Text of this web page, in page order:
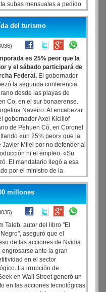
subas mensuales a pedido
los servicios básicos, una
fueron dispuestos a través
la Secretaría de Energía, que
Luis Caputo.
del turismo
(8036)
es 25% peor que la
y el sábado participará de
Federal. El gobernador
la segunda conferencia
desde las playas de
Co, en el sur bonaerense.
Naveiro. Al encabezar
gobernador Axel Kicillof
de Pehuen Có, en Coronel
«un 25% peor» que la
Milei por no defender al
ni el empleo. «Su
El mandatario llegó a esa
por el ministro de la
Salud, Nicolás Kreplak, y el
tras reunirse en Tres
sectores productivos de la
millones
(8035)
Taleb, autor del libro "El
aseguró que el
de las acciones de Nvidia
engrosarse ante la gran
en el sector
La irrupción de
en Wall Street generó un
en las acciones tecnológicas